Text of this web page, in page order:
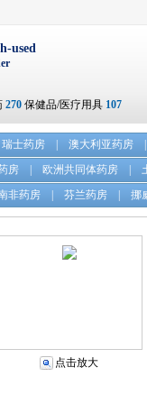
used
270 保健品/医疗用具 107
瑞士药房 澳大利亚药房
房 欧洲共同体药房
非药房 芬兰药房 挪
点击放大